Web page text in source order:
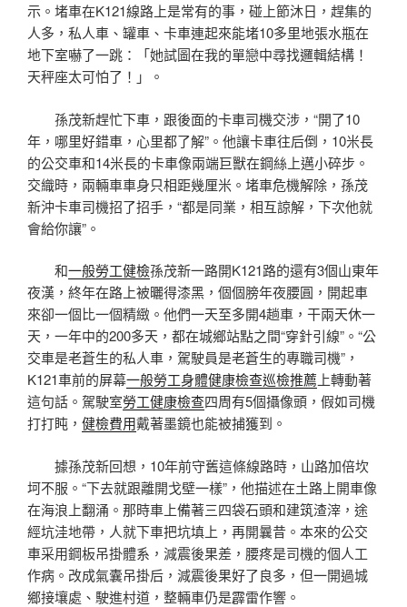
示。堵車在K121線路上是常有的事，碰上節沐日，趕集的
人多，私人車、罐車、卡車連起來能堵10多里地張水瓶在
地下室嚇了一跳：「她試圖在我的單戀中尋找邏輯結構！
天秤座太可怕了！」。
孫茂新趕忙下車，跟後面的卡車司機交涉，“開了10
年，哪里好錯車，心里都了解”。他讓卡車往后倒，10米長
的公交車和14米長的卡車像兩端巨獸在鋼絲上邁小碎步。
交織時，兩輛車車身只相距幾厘米。堵車危機解除，孫茂
新沖卡車司機招了招手，“都是同業，相互諒解，下次他就
會給你讓”。
和一般勞工健檢孫茂新一路開K121路的還有3個山東年
夜漢，終年在路上被曬得漆黑，個個膀年夜腰圓，開起車
來卻一個比一個精緻。他們一天至多開4趟車，干兩天休一
天，一年中的200多天，都在城鄉站點之間“穿針引線”。“公
交車是老蒼生的私人車，駕駛員是老蒼生的專職司機”，
K121車前的屏幕一般勞工身體健康檢查巡檢推薦 上轉動著
這句話。駕駛室勞工健康檢查四周有5個攝像頭，假如司機
打打盹， 健檢費用戴著墨鏡也能被捕獲到。
據孫茂新回想，10年前守舊這條線路時，山路加倍坎
坷不服。“下去就跟離開戈壁一樣”，他描述在土路上開車像
在海浪上翻涌。那時車上備著三四袋石頭和建筑渣滓，途
經坑洼地帶，人就下車把坑填上，再開曩昔。本來的公交
車采用鋼板吊掛體系，減震後果差，腰疼是司機的個人工
作病。改成氣囊吊掛后，減震後果好了良多，但一開過城
鄉接壤處、駛進村道，整輛車仍是霹雷作響。